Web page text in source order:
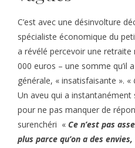
C’est avec une désinvolture
spécialiste économique du
a révélé percevoir une retraite
000 euros – une somme qu’il
générale, « insatisfaisante ». «
Un aveu qui a instantanément
pour ne pas manquer de
surenchéri « Ce n’est pas
plus parce qu’on a des